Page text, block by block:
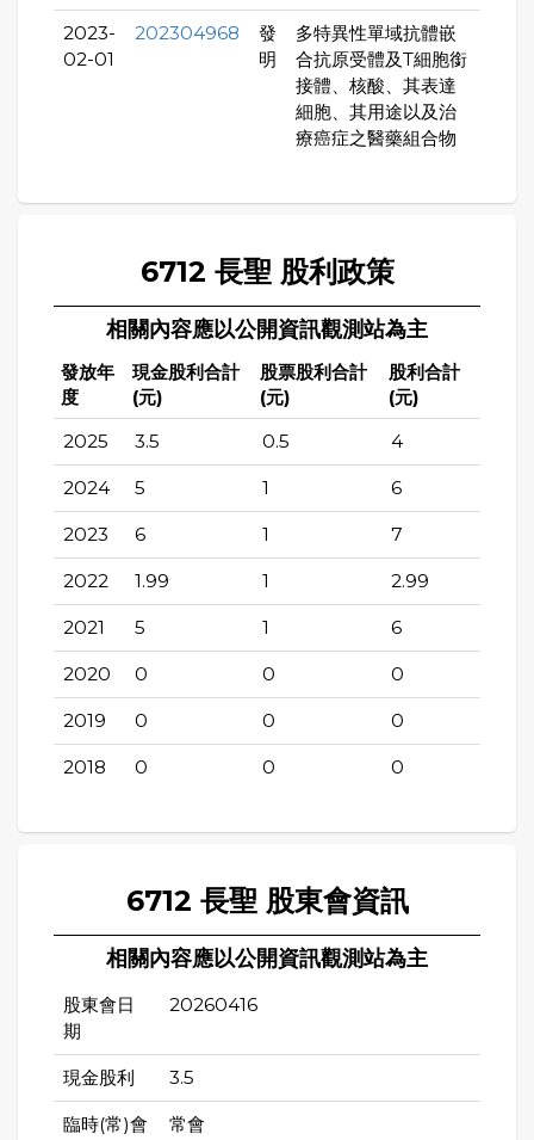
2023-
02-01
202304968
發
明
多特異性單域抗體嵌
合抗原受體及T細胞銜
接體、核酸、其表達
細胞、其用途以及治
療癌症之醫藥組合物
6712 長聖 股利政策
相關內容應以公開資訊觀測站為主
發放年
度
現金股利合計
(元)
股票股利合計
(元)
股利合計
(元)
2025 3.5 0.5 4
2024 5 1 6
2023 6 1 7
2022 1.99 1 2.99
2021 5 1 6
2020 0 0 0
2019 0 0 0
2018 0 0 0
6712 長聖 股東會資訊
相關內容應以公開資訊觀測站為主
股東會日
期
20260416
現金股利 3.5
臨時(常)會 常會